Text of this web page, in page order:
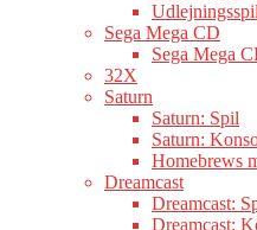
Sega Mega CD
Sega Mega
32X
Saturn
Saturn: Spil
Saturn:
Homebrews
Dreamcast
Dreamcast:
Dreamcast: